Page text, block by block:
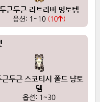
두근두근 리트리버 멍토템
옵션: 1~10 (10 )
근두근 스코티시 폴드 냥토
템
옵션: 1~30